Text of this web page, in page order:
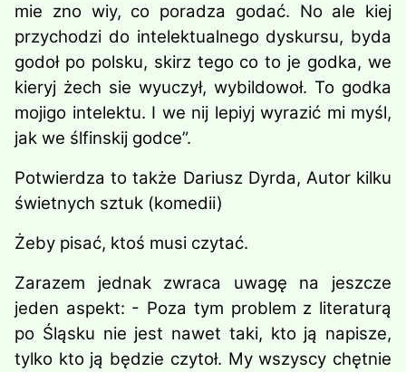
mie zno wiy, co poradza godać. No ale kiej
przychodzi do intelektualnego dyskursu, byda
godoł po polsku, skirz tego co to je godka, we
kieryj żech sie wyuczył, wybildowoł. To godka
mojigo intelektu. I we nij lepiyj wyrazić mi myśl,
jak we ślfinskij godce”.
Potwierdza to także Dariusz Dyrda, Autor kilku
świetnych sztuk (komedii)
Żeby pisać, ktoś musi czytać.
Zarazem jednak zwraca uwagę na jeszcze
jeden aspekt: - Poza tym problem z literaturą
po Śląsku nie jest nawet taki, kto ją napisze,
tylko kto ją będzie czytoł. My wszyscy chętnie